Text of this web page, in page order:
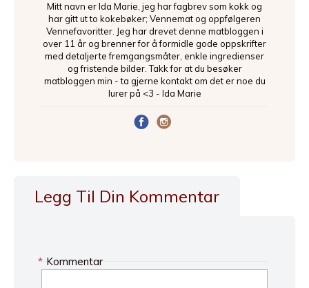
Mitt navn er Ida Marie, jeg har fagbrev som kokk og
har gitt ut to kokebøker; Vennemat og oppfølgeren
Vennefavoritter. Jeg har drevet denne matbloggen i
over 11 år og brenner for å formidle gode oppskrifter
med detaljerte fremgangsmåter, enkle ingredienser
og fristende bilder. Takk for at du besøker
matbloggen min - ta gjerne kontakt om det er noe du
lurer på <3 - Ida Marie
Legg Til Din Kommentar
Kommentar
*